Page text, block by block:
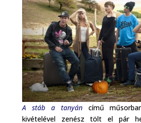
A stáb a tanyán
című
kivételével zenész tölt el pár